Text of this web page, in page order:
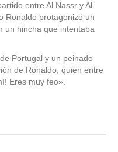
entre Al Nassr y Al
Ronaldo protagonizó un
un hincha que intentaba
Portugal y un peinado
de Ronaldo, quien entre
Eres muy feo».